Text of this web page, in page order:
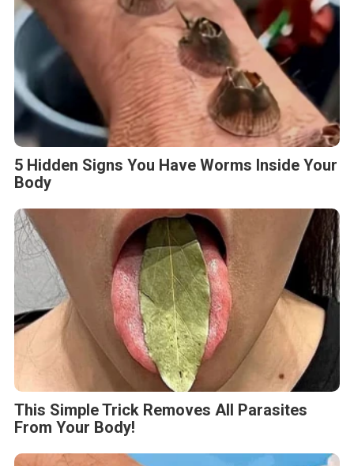
5 Hidden Signs You Have Worms Inside Your
Body
This Simple Trick Removes All Parasites
From Your Body!